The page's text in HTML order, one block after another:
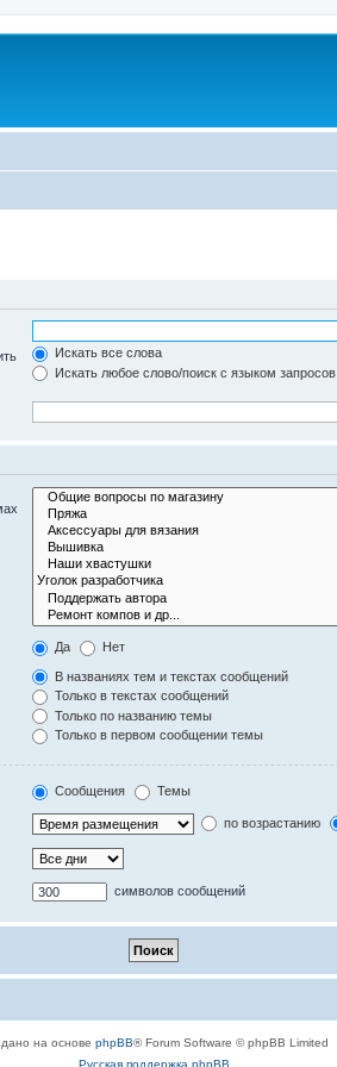
Искать все слова
Искать любое слово/поиск с языком запросов
Да Нет
В названиях тем и текстах сообщений
Только в текстах сообщений
Только по названию темы
Только в первом сообщении темы
Сообщения Темы
по возрастанию
символов сообщений
на основе phpBB® Forum Software © phpBB Limited
Русская поддержка phpBB